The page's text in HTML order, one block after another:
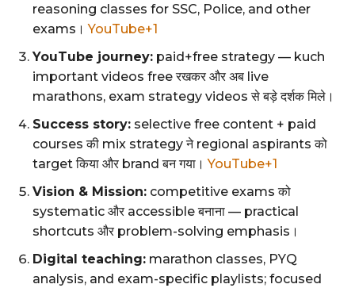
reasoning classes for SSC, Police, and other
exams। YouTube+1
YouTube journey: paid+free strategy — kuch
important videos free रखकर और अब live
marathons, exam strategy videos से बड़े दर्शक मिले।
Success story: selective free content + paid
courses की mix strategy ने regional aspirants को
target किया और brand बन गया। YouTube+1
Vision & Mission: competitive exams को
systematic और accessible बनाना — practical
shortcuts और problem-solving emphasis।
Digital teaching: marathon classes, PYQ
analysis, and exam-specific playlists; focused